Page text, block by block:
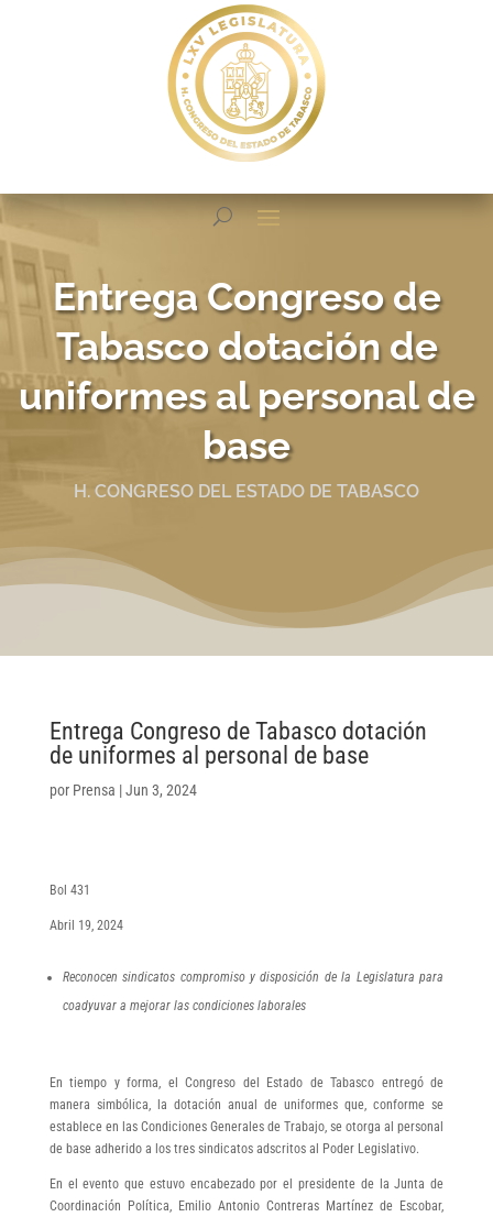
Entrega Congreso de
Tabasco dotación de
uniformes al personal de
base
H. CONGRESO DEL ESTADO DE TABASCO
Entrega Congreso de Tabasco dotación
de uniformes al personal de base
por Prensa |Jun 3, 2024
Bol 431
Abril 19, 2024
Reconocen sindicatos compromiso y disposición de la Legislatura para
coadyuvar a mejorar las condiciones laborales
En tiempo y forma, el Congreso del Estado de Tabasco entregó de
manera simbólica, la dotación anual de uniformes que, conforme se
establece en las Condiciones Generales de Trabajo, se otorga al personal
de base adherido a los tres sindicatos adscritos al Poder Legislativo.
En el evento que estuvo encabezado por el presidente de la Junta de
Coordinación Política, Emilio Antonio Contreras Martínez de Escobar,